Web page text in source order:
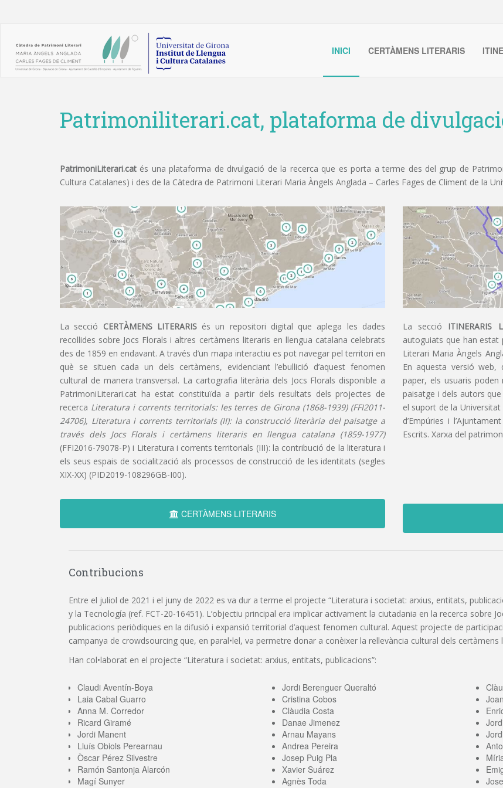
INICI CERTÀMENS LITERARIS
Patrimoniliterari.cat, plataforma de
PatrimoniLiterari.cat és una plataforma de divulgació de la recerca que es porta a terme des del grup de
Cultura Catalanes) i des de la Càtedra de Patrimoni Literari Maria Àngels Anglada – Carles Fages de Climent de la
La secció CERTÀMENS LITERARISés un repositori digital que aplega les dades
recollides sobre Jocs Florals i altres certàmens literaris en llengua catalana celebrats
des de 1859 en endavant. A través d’un mapa interactiu es pot navegar pel territori en
què se situen cada un dels certàmens, evidenciant l’ebullició d’aquest fenomen
cultural de manera transversal. La cartografia literària dels Jocs Florals disponible a
PatrimoniLiterari.cat ha estat constituïda a partir dels resultats dels projectes de
recerca Literatura i corrents territorials: les terres de Girona (1868-1939) (FFI2011-
24706), Literatura i corrents territorials (II): la construcció literària del paisatge a
través dels Jocs Florals i certàmens literaris en llengua catalana (1859-1977)
(FFI2016-79078-P) i Literatura i corrents territorials (III): la contribució de la literatura i
els seus espais de socialització als processos de construcció de les identitats (segles
XIX-XX) (PID2019-108296GB-I00).
CERTÀMENS LITERARIS
La secció ITINERARIS
autoguiats que han estat
Literari Maria Àngels
En aquesta versió web,
paper, els usuaris
paisatge i dels autors
el suport de la
d’Empúries i
Escrits. Xarxa del
Contribucions
Entre el juliol de 2021 i el juny de 2022 es va dur a terme el projecte “Literatura i societat: arxius, entitats,
y la Tecnología (ref. FCT-20-16451). L’objectiu principal era implicar activament la ciutadania en la recerca sobre
publicacions periòdiques en la difusió i expansió territorial d’aquest fenomen cultural. Aquest projecte de
campanya de crowdsourcing que, en paral•lel, va permetre donar a conèixer la rellevància cultural dels certàmens
Han col•laborat en el projecte “Literatura i societat: arxius, entitats, publicacions”:
Claudi Aventín-Boya Jordi Berenguer Queraltó
Laia Cabal Guarro
Cristina Cobos
Anna M. Corredor
Clàudia Costa
Ricard Giramé
Danae Jimenez
Jordi Manent
Arnau Mayans
Lluís Obiols Perearnau
Andrea Pereira
Òscar Pérez Silvestre
Josep Puig Pla
Ramón Santonja Alarcón
Xavier Suárez
Magí Sunyer
Agnès Toda